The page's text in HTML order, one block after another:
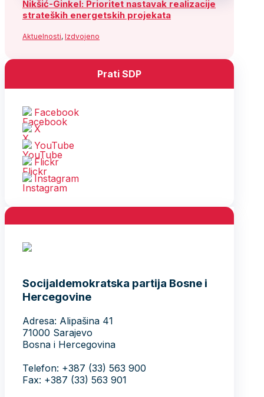
Nikšić-Ginkel: Prioritet nastavak realizacije
strateških energetskih projekata
Aktuelnosti, Izdvojeno
Prati SDP
Facebook
X
YouTube
Flickr
Instagram
Socijaldemokratska partija Bosne i
Hercegovine
Adresa: Alipašina 41
71000 Sarajevo
Bosna i Hercegovina
Telefon: +387 (33) 563 900
Fax: +387 (33) 563 901